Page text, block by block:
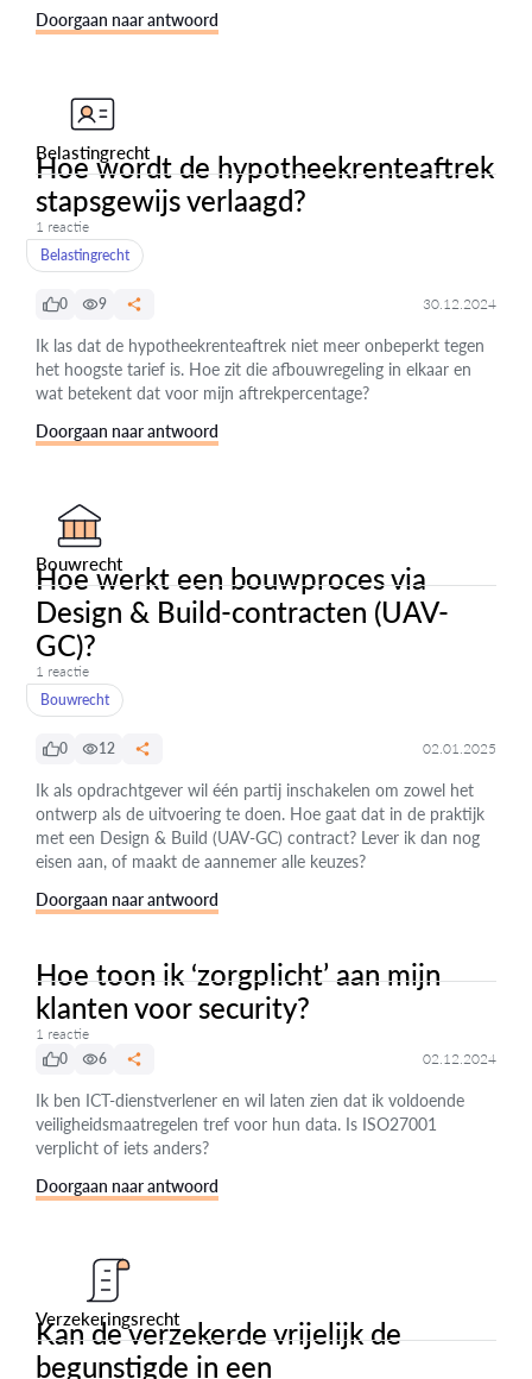
Doorgaan naar antwoord
Belastingrecht
Hoe wordt de hypotheekrenteaftrek
stapsgewijs verlaagd?
1 reactie
Belastingrecht
0 9 30.12.2024
Ik las dat de hypotheekrenteaftrek niet meer onbeperkt tegen
het hoogste tarief is. Hoe zit die afbouwregeling in elkaar en
wat betekent dat voor mijn aftrekpercentage?
Doorgaan naar antwoord
Bouwrecht
Hoe werkt een bouwproces via
Design & Build-contracten (UAV-
GC)?
1 reactie
Bouwrecht
0 12 02.01.2025
Ik als opdrachtgever wil één partij inschakelen om zowel het
ontwerp als de uitvoering te doen. Hoe gaat dat in de praktijk
met een Design & Build (UAV-GC) contract? Lever ik dan nog
eisen aan, of maakt de aannemer alle keuzes?
Doorgaan naar antwoord
Hoe toon ik ‘zorgplicht’ aan mijn
klanten voor security?
1 reactie
0
6 02.12.2024
Ik ben ICT-dienstverlener en wil laten zien dat ik voldoende
veiligheidsmaatregelen tref voor hun data. Is ISO27001
verplicht of iets anders?
Doorgaan naar antwoord
Verzekeringsrecht
Kan de verzekerde vrijelijk de
begunstigde in een